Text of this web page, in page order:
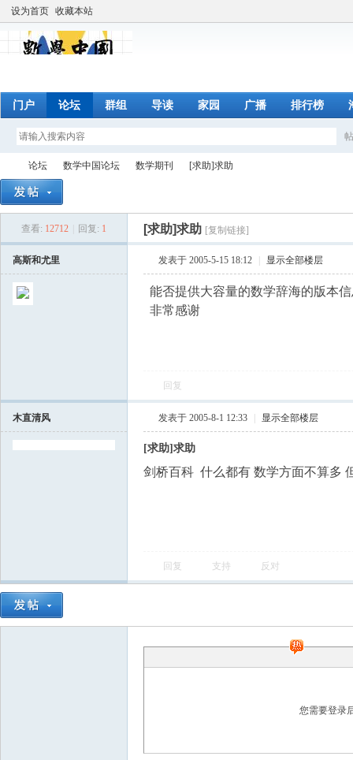
设为首页 收藏本站
门户 论坛 群组 导读 家园 广播 排行榜
论坛
›
数学中国论坛 数学期刊
›
[求助]求助
查看: 12712 回复: 1 [求助]求助 [复制链接]
高斯和尤里 发表于 2005-5-15 18:12 显示全部楼层
能否提供大容量的数学辞海的版本
非常感谢
回复
木直清风 发表于 2005-8-1 12:33 显示全部楼层
[求助]求助
剑桥百科 什么都有 数学方面不算多
回复 支持 反对
您需要登录